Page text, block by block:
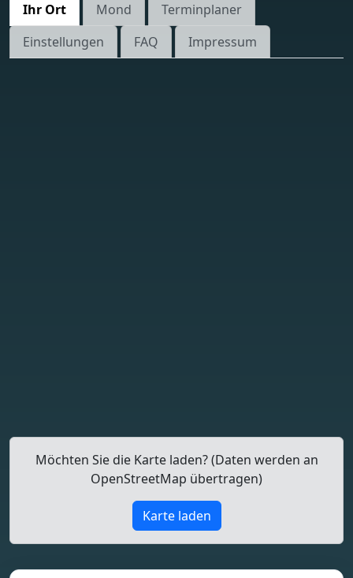
Ihr Ort Mond
Terminplaner
Einstellungen
FAQ Impressum
Möchten Sie die Karte laden? (Daten werden an
OpenStreetMap übertragen)
Karte laden